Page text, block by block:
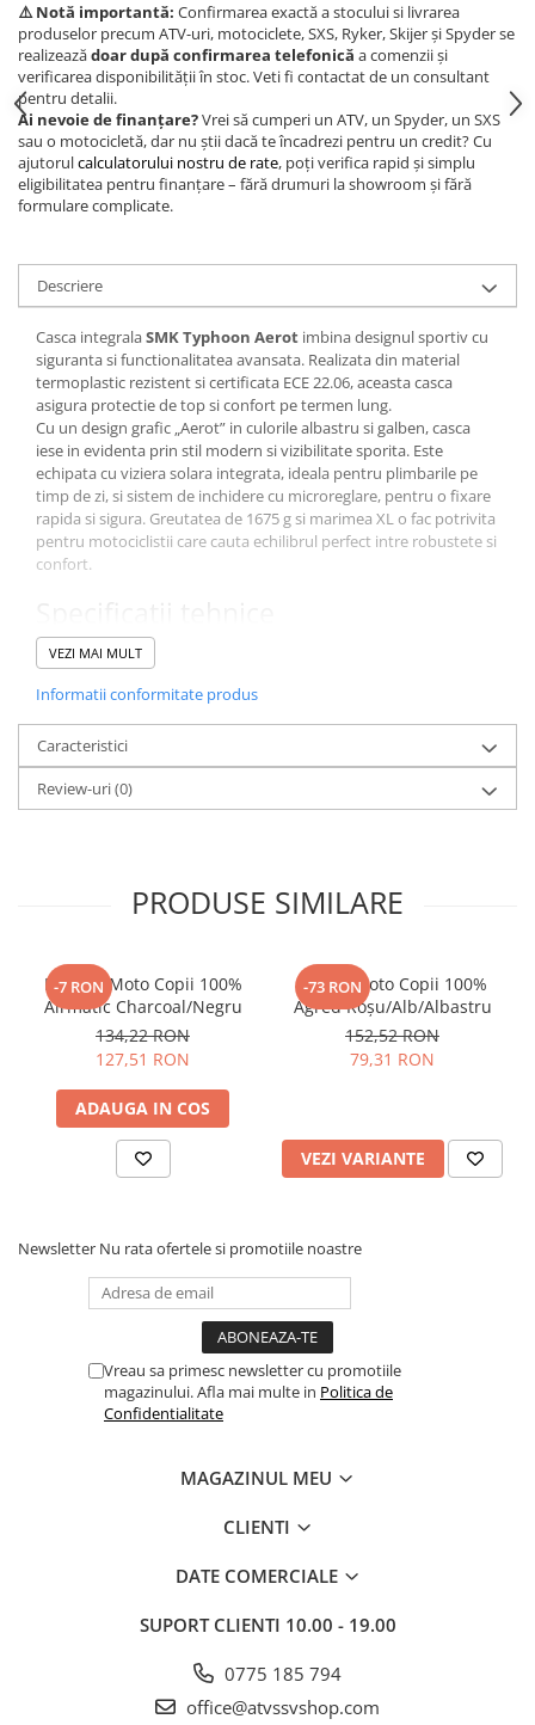
⚠️ Notă importantă: Confirmarea exactă a stocului si livrarea
produselor precum ATV-uri, motociclete, SXS, Ryker, Skijer și Spyder se
realizeazădoar după confirmarea telefonică a comenzii și
verificarea disponibilității în stoc. Veti fi contactat de un consultant
pentru detalii.
Ai nevoie de finanțare?Vrei să cumperi un ATV, un Spyder, un SXS
sau o motocicletă, dar nu știi dacă te încadrezi pentru un credit? Cu
ajutorulcalculatorului nostru de rate, poți verifica rapid și simplu
eligibilitatea pentru finanțare – fără drumuri la showroom și fără
formulare complicate.
Descriere
Casca integralaSMK Typhoon Aerot imbina designul sportiv cu
siguranta si functionalitatea avansata. Realizata din material
termoplastic rezistent si certificata ECE 22.06, aceasta casca
asigura protectie de top si confort pe termen lung.
Cu un design grafic „Aerot” in culorile albastru si galben, casca
iese in evidenta prin stil modern si vizibilitate sporita. Este
echipata cu viziera solara integrata, ideala pentru plimbarile pe
timp de zi, si sistem de inchidere cu microreglare, pentru o fixare
rapida si sigura. Greutatea de 1675 g si marimea XL o fac potrivita
pentru motociclistii care cauta echilibrul perfect intre robustete si
confort.
Model: SMK Typhoon Aerot
Tip: Casca integrala
Certificare: ECE 22.06
Grafica: Aerot
Culoare: Albastru / Galben
Marime: XL
Material: Termoplastic rezistent
Greutate: 1675 g
Cod de bare: 8909227043536, IC-H009HJ, 8902613810002
Cod produs: H009HJ
VEZI MAI MULT
Informatii conformitate produs
Caracteristici
Review-uri(0)
PRODUSE SIMILARE
-7 RON
Mănuși Moto Copii 100%
Airmatic Charcoal/Negru
134,22 RON
127,51 RON
ADAUGA IN COS
-73 RON
Tricou Moto Copii 100%
Agred Roșu/Alb/Albastru
152,52 RON
79,31 RON
VEZI VARIANTE
Newsletter Nu rata ofertele si promotiile noastre
Vreau sa primesc newsletter cu promotiile
magazinului. Afla mai multe in Politica de
Confidentialitate
MAGAZINUL MEU
CLIENTI
DATE COMERCIALE
SUPORT CLIENTI 10.00 - 19.00
0775 185 794
office@atvssvshop.com